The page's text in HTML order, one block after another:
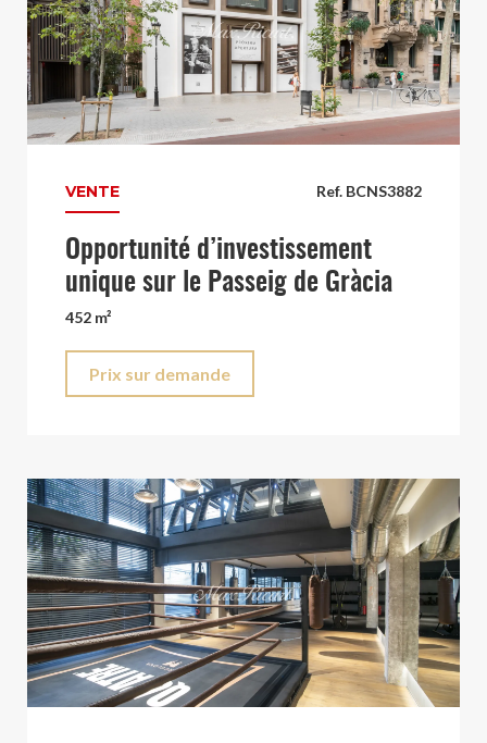
Ref. BCNS3882
VENTE
Opportunité d’investissement
unique sur le Passeig de Gràcia
452 m²
Prix sur demande